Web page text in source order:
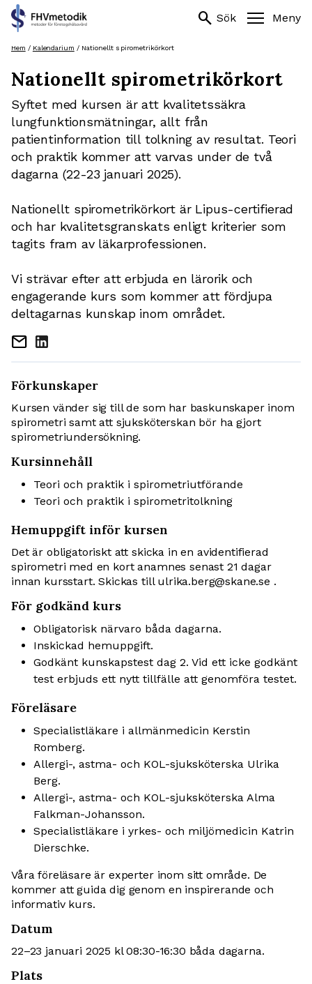
Hoppa
innehåll
search Sök Meny
Sök
efter:
search
Hem / Kalendarium / Nationellt spirometrikörkort
Nationellt spirometrikörkort
Syftet med kursen är att kvalitetssäkra
lungfunktionsmätningar, allt från
patientinformation till tolkning av resultat. Teori
och praktik kommer att varvas under de två
dagarna (22-23 januari 2025).
Nationellt spirometrikörkort är Lipus-certifierad
och har kvalitetsgranskats enligt kriterier som
tagits fram av läkarprofessionen.
Vi strävar efter att erbjuda en lärorik och
engagerande kurs som kommer att fördjupa
deltagarnas kunskap inom området.
mail
Förkunskaper
Kursen vänder sig till de som har baskunskaper inom
spirometri samt att sjuksköterskan bör ha gjort
spirometriundersökning.
Kursinnehåll
Teori och praktik i spirometriutförande
Teori och praktik i spirometritolkning
Hemuppgift inför kursen
Det är obligatoriskt att skicka in en avidentifierad
spirometri med en kort anamnes senast 21 dagar
innan kursstart. Skickas till ulrika.berg@skane.se .
För godkänd kurs
Obligatorisk närvaro båda dagarna.
Inskickad hemuppgift.
Godkänt kunskapstest dag 2. Vid ett icke godkänt
test erbjuds ett nytt tillfälle att genomföra testet.
Föreläsare
Specialistläkare i allmänmedicin Kerstin
Romberg.
Allergi-, astma- och KOL-sjuksköterska Ulrika
Berg.
Allergi-, astma- och KOL-sjuksköterska Alma
Falkman-Johansson.
Specialistläkare i yrkes- och miljömedicin Katrin
Dierschke.
Våra föreläsare är experter inom sitt område. De
kommer att guida dig genom en inspirerande och
informativ kurs.
Datum
22–23 januari 2025 kl 08:30-16:30 båda dagarna.
Plats